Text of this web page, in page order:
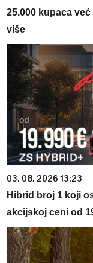
25.000 kupaca
više
03. 08. 2026 13:23
Hibrid broj 1 koji
akcijskoj ceni od